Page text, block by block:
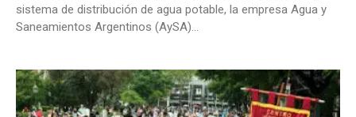
sistema de distribución de agua potable, la empresa Agua y
Saneamientos Argentinos (AySA)...